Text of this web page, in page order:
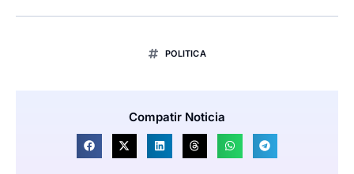
POLITICA
Compatir Noticia